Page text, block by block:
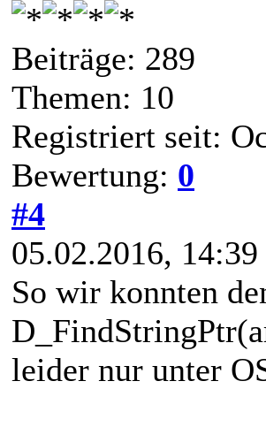
Beiträge: 289
Themen: 10
Registriert seit:
Bewertung: 0
#4
05.02.2016, 14:39
So wir konnten
leider nur unter